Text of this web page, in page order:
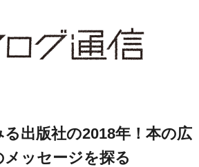
出版社の2018年！本の広
ッセージを探る